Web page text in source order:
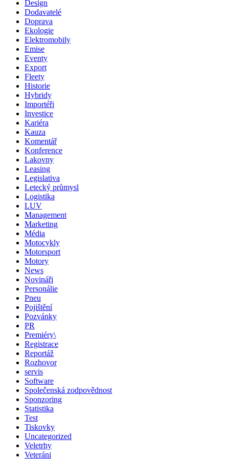
Design
Dodavatelé
Doprava
Ekologie
Elektromobily
Emise
Eventy
Export
Fleety
Historie
Hybridy
Importéři
Investice
Kariéra
Kauza
Komentář
Konference
Lakovny
Leasing
Legislativa
Letecký průmysl
Logistika
LUV
Management
Marketing
Média
Motocykly
Motorsport
Motory
News
Novináři
Personálie
Pneu
Pojištění
Pozvánky
PR
Premiéry\
Registrace
Reportáž
Rozhovor
servis
Software
Společenská zodpovědnost
Sponzoring
Statistika
Test
Tiskovky
Uncategorized
Veletrhy
Veteráni